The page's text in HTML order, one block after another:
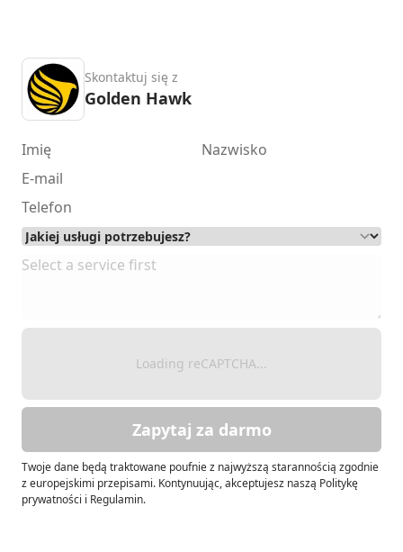
Skontaktuj się z
Golden Hawk
Loading reCAPTCHA...
Zapytaj za darmo
Twoje dane będą traktowane poufnie z najwyższą starannością zgodnie
z europejskimi przepisami. Kontynuując, akceptujesz naszą Politykę
prywatności i Regulamin.